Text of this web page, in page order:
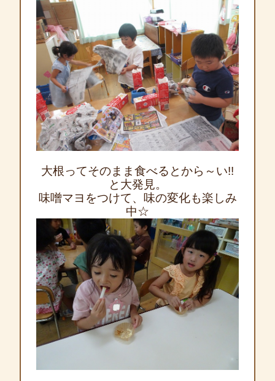
大根ってそのまま食べるとから～い!!
と大発見。
味噌マヨをつけて、味の変化も楽しみ
中☆